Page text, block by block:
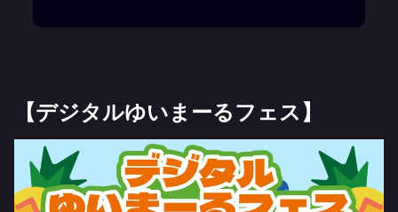
【デジタルゆいまーるフェス】